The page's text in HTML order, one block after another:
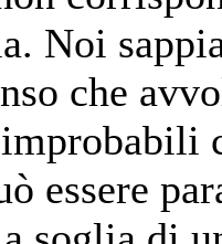
Noi
che
essere